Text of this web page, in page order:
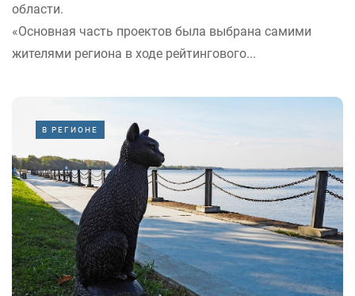
области.
«Основная часть проектов была выбрана самими
жителями региона в ходе рейтингового...
В РЕГИОНЕ